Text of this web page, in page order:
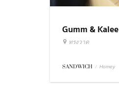
Gumm & Kalee
ทรงวาด
SANDWICH / Homey